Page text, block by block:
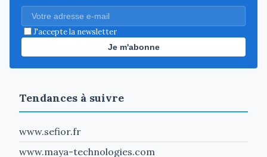
J'accepte la newsletter
Je m'abonne
Tendances à suivre
www.sefior.fr
www.maya-technologies.com